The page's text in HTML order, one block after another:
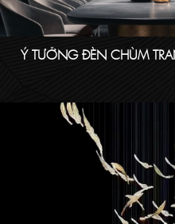
Ý TƯỞNG ĐÈN CHÙM